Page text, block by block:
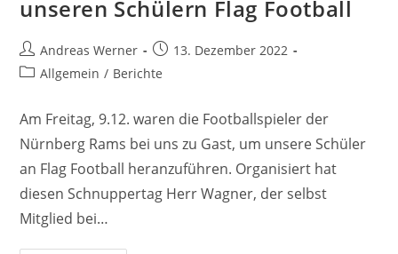
Chronisch
Kranker
Zugute
unseren Schülern Flag Football
Beitrags-
Autor:
Andreas Werner
Beitrag
veröffentlicht:
13. Dezember 2022
Beitrags-
Allgemein / Berichte
Am Freitag, 9.12. waren die Footballspieler der
Nürnberg Rams bei uns zu Gast, um unsere Schüler
an Flag Football heranzuführen. Organisiert hat
diesen Schnuppertag Herr Wagner, der selbst
Mitglied bei…